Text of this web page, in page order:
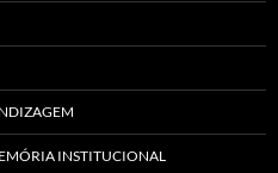
INSTITUCIONAL